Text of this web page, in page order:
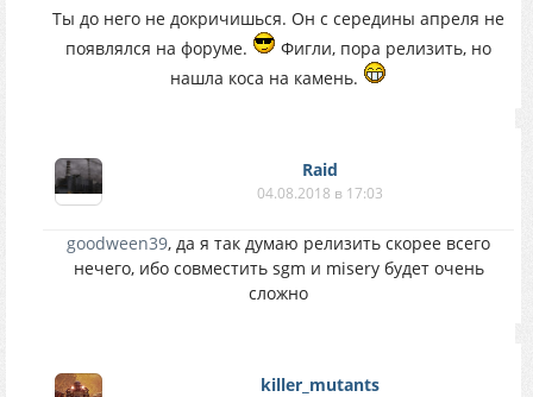
Ты до него не докричишься. Он с середины апреля не
появлялся на форуме.
Фигли, пора релизить, но
нашла коса на камень.
Raid
04.08.2018 в 17:03
goodween39, да я так думаю релизить скорее всего
нечего, ибо совместить sgm и misery будет очень
сложно
killer_mutants